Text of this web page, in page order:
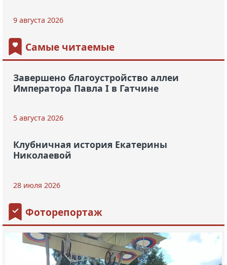
9 августа 2026
Самые читаемые
Завершено благоустройство аллеи
Императора Павла I в Гатчине
5 августа 2026
Клубничная история Екатерины
Николаевой
28 июля 2026
Фоторепортаж